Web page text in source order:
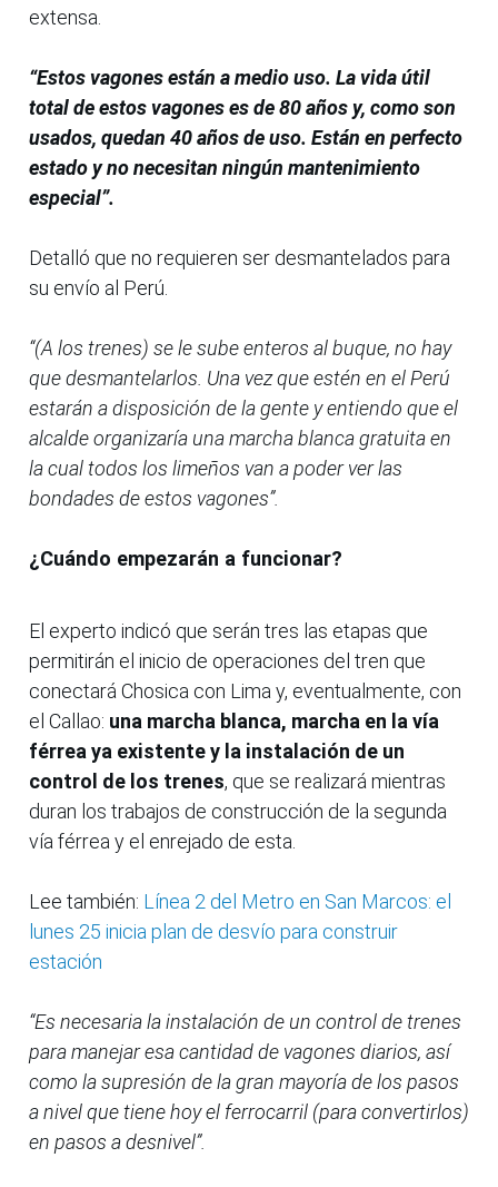
extensa.
“Estos vagones están a medio uso. La vida útil
total de estos vagones es de 80 años y, como son
usados, quedan 40 años de uso. Están en perfecto
estado y no necesitan ningún mantenimiento
especial”.
Detalló que no requieren ser desmantelados para
su envío al Perú.
“(A los trenes) se le sube enteros al buque, no hay
que desmantelarlos. Una vez que estén en el Perú
estarán a disposición de la gente y entiendo que el
alcalde organizaría una marcha blanca gratuita en
la cual todos los limeños van a poder ver las
bondades de estos vagones”.
¿Cuándo empezarán a funcionar?
El experto indicó que serán tres las etapas que
permitirán el inicio de operaciones del tren que
conectará Chosica con Lima y, eventualmente, con
el Callao: una marcha blanca, marcha en la vía
férrea ya existente y la instalación de un
control de los trenes, que se realizará mientras
duran los trabajos de construcción de la segunda
vía férrea y el enrejado de esta.
Lee también: Línea 2 del Metro en San Marcos: el
lunes 25 inicia plan de desvío para construir
estación
“Es necesaria la instalación de un control de trenes
para manejar esa cantidad de vagones diarios, así
como la supresión de la gran mayoría de los pasos
a nivel que tiene hoy el ferrocarril (para convertirlos)
en pasos a desnivel”.